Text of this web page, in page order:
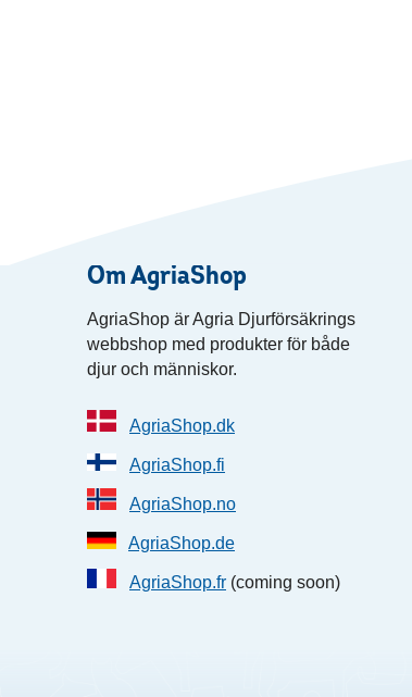
Om AgriaShop
AgriaShop är Agria Djurförsäkrings
webbshop med produkter för både
djur och människor.
AgriaShop.dk
AgriaShop.fi
AgriaShop.no
AgriaShop.de
AgriaShop.fr (coming soon)